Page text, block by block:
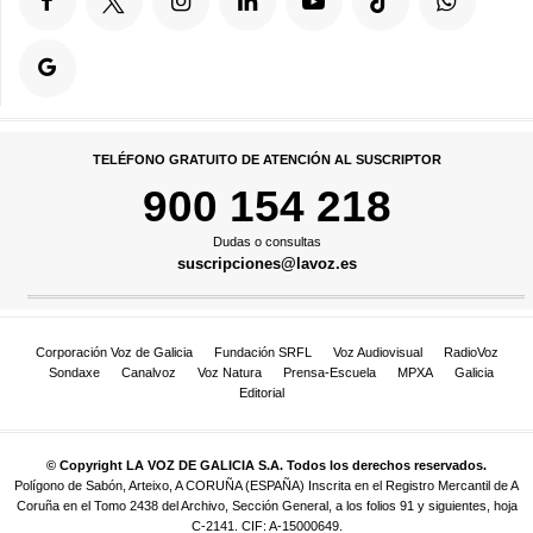
TELÉFONO GRATUITO DE ATENCIÓN AL SUSCRIPTOR
900 154 218
Dudas o consultas
suscripciones@lavoz.es
Corporación Voz de Galicia Fundación SRFL Voz Audiovisual
RadioVoz
Sondaxe
Canalvoz Voz Natura Prensa-Escuela MPXA
Galicia
Editorial
© Copyright LA VOZ DE GALICIA S.A. Todos los derechos reservados.
Polígono de Sabón, Arteixo, A CORUÑA (ESPAÑA) Inscrita en el Registro Mercantil de A
Coruña en el Tomo 2438 del Archivo, Sección General, a los folios 91 y siguientes, hoja
C-2141. CIF: A-15000649.